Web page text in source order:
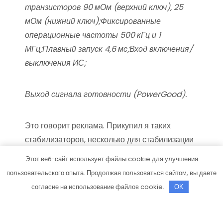
транзисторов 90 мОм (верхний ключ), 25
мОм (нижний ключ);Фиксированные
операционные частоты 500 кГц и 1
МГц;Плавный запуск 4,6 мс;Вход включения/
выключения ИС;
Выход сигнала готовности (PowerGood).
Это говорит реклама. Прикупил я таких
стабилизаторов, несколько для стабилизации
напряжения а сколько для стабилизации тока.
Тестовые испытания на макетке показали
Этот веб-сайт использует файлы cookie для улучшения
пользовательского опыта. Продолжая пользоваться сайтом, вы даете
согласие на использование файлов cookie.
OK